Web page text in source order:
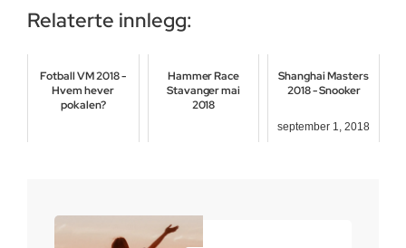
Relaterte innlegg:
Fotball VM 2018 -
Hvem hever
pokalen?
Hammer Race
Stavanger mai
2018
Shanghai Masters
2018 - Snooker
september 1, 2018